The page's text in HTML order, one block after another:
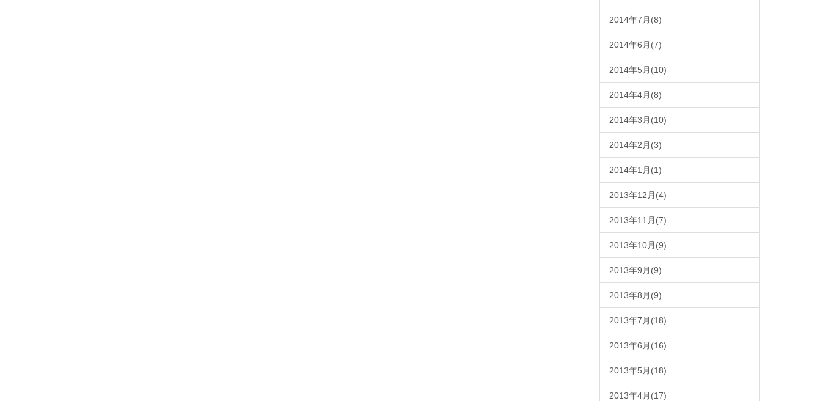
2014年7月(8)
2014年6月(7)
2014年5月(10)
2014年4月(8)
2014年3月(10)
2014年2月(3)
2014年1月(1)
2013年12月(4)
2013年11月(7)
2013年10月(9)
2013年9月(9)
2013年8月(9)
2013年7月(18)
2013年6月(16)
2013年5月(18)
2013年4月(17)